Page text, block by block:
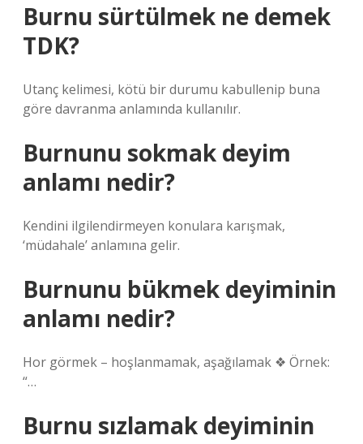
Burnu sürtülmek ne demek
TDK?
Utanç kelimesi, kötü bir durumu kabullenip buna
göre davranma anlamında kullanılır.
Burnunu sokmak deyim
anlamı nedir?
Kendini ilgilendirmeyen konulara karışmak,
‘müdahale’ anlamına gelir.
Burnunu bükmek deyiminin
anlamı nedir?
Hor görmek – hoşlanmamak, aşağılamak ❖ Örnek:
“…
Burnu sızlamak deyiminin